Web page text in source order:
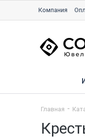
Компания
Главная